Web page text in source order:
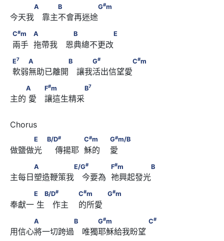
A 　　B　　　　　G
A B G#m
今天我　靠主不會再迷途
C#m      　　            A　　　 　B　　　　　E
C#m A B E
兩手  拖帶我　恩典總不更改
E7 A　　　　　B 　　G C
E7 A B G# C#m
軟弱無助已離開　讓我活出信望愛
A      　 F
m　　　　　B
A F#m B7
主的 愛　讓這生精采
E　            B/D# C
G# m/B
E B/D# C#m G#m/B
做鹽做光  　傳揚耶  穌的    愛
A　　　　　E/G
F
B
A E/G# F#m B
主每日塑造鞭策我　今要為  祂興起發光
E      　B/D
# C
G
m
E B/D# C#m G#m
奉獻一 生　作主    的所愛
A　　　　　B 　　G
m　　　　　　      C
A B G#m C#
用信心將一切跨過　唯獨耶穌給我盼望